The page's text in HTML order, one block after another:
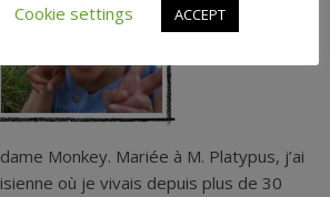
Monkey. Mariée à M. Platypus, j’ai
où je vivais depuis plus de 30
Cookie settings ACCEPT